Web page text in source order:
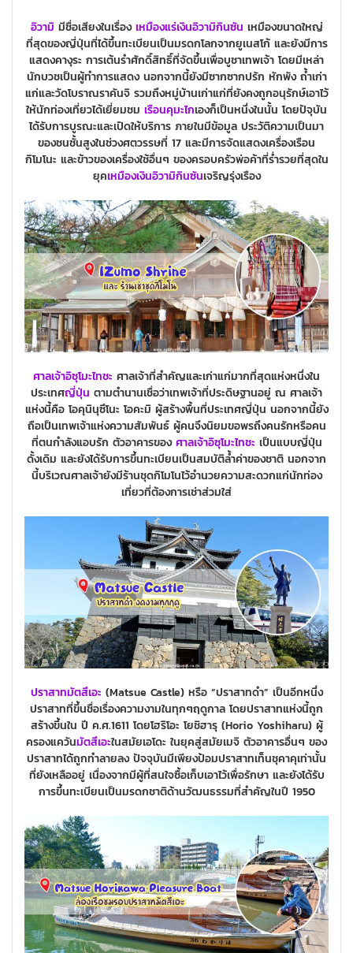
อิวามิมีชื่อเสียงในเรื่องเหมืองแร่เงินอิวามิกินซัน เหมืองขนาดใหญ่
ที่สุดของญี่ปุ่นที่ได้ขึ้นทะเบียนเป็นมรดกโลกจากยูเนสโก้ และยังมีการ
แสดงคางุระ การเต้นรำศักดิ์สิทธิ์ที่จัดขึ้นเพื่อบูชาเทพเจ้า โดยมีเหล่า
นักบวชเป็นผู้ทำการแสดง นอกจากนี้ยังมีซากซากปรัก หักพัง ถ้ำเก่า
แก่และวัดโบราณราคันจิ รวมถึงหมู่บ้านเก่าแก่ที่ยังคงถูกอนุรักษ์เอาไว้
ให้นักท่องเที่ยวได้เยี่ยมชม เรือนคุมะไกเองก็เป็นหนึ่งในนั้น โดยปัจุบัน
ได้รับการบูรณะและเปิดให้บริการ ภายในมีข้อมูล ประวัติความเป็นมา
ของชนชั้นสูงในช่วงศตวรรษที่ 17 และมีการจัดแสดงเครื่องเรือน
กิโมโนะ และข้าวของเครื่องใช้อื่นๆ ของครอบครัวพ่อค้าที่ร่ำรวยที่สุดใน
ยุคเหมืองเงินอิวามิกินซันเจริญรุ่งเรือง
ศาลเจ้าอิซุโมะไทชะ ศาลเจ้าที่สำคัญและเก่าแก่มากที่สุดแห่งหนึ่งใน
ประเทศญี่ปุ่น ตามตำนานเชื่อว่าเทพเจ้าที่ประดิษฐานอยู่ ณ ศาลเจ้า
แห่งนี้คือ โอคุนินุซึโนะ โอคะมิ ผู้สร้างพื้นที่ประเทศญี่ปุ่น นอกจากนี้ยัง
ถือเป็นเทพเจ้าแห่งความสัมพันธ์ ผู้คนจึงนิยมขอพรถึงคนรักหรือคน
ที่ตนกำลังแอบรัก ตัวอาคารของศาลเจ้าอิซุโมะไทชะ เป็นแบบญี่ปุ่น
ดั้งเดิม และยังได้รับการขึ้นทะเบียนเป็นสมบัติล้ำค่าของชาติ นอกจาก
นี้บริเวณศาลเจ้ายังมีร้านชุดกิโมโนไว้อำนวยความสะดวกแก่นักท่อง
เที่ยวที่ต้องการเช่าส่วมใส่
ปราสาทมัตสึเอะ (Matsue Castle) หรือ ”ปราสาทดำ” เป็นอีกหนึ่ง
ปราสาทที่ขึ้นชื่อเรื่องความงามในทุกๆฤดูกาล โดยปราสาทแห่งนี้ถูก
สร้างขึ้นใน ปี ค.ศ.1611 โดยโฮริโอะ โยชิฮารุ (Horio Yoshiharu) ผู้
ครองแควันมัตสึเอะในสมัยเอโดะ ในยุคสู่สมัยเมจิ ตัวอาคารอื่นๆ ของ
ปราสาทได้ถูกทำลายลง ปัจจุบันมีเพียงป้อมปราสาทเท็นชุคาคุเท่านั้น
ที่ยังเหลืออยู่ เนื่องจากมีผู้ที่สนใจซื้อเก็บเอาไว้เพื่อรักษา และยังได้รับ
การขึ้นทะเบียนเป็นมรดกชาติด้านวัฒนธรรมที่สำคัญในปี 1950